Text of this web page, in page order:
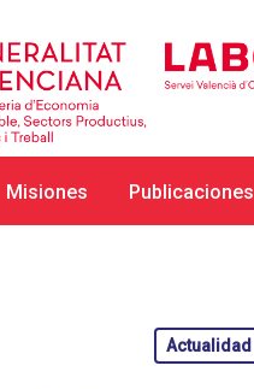
Misiones Publicaciones
Actualidad